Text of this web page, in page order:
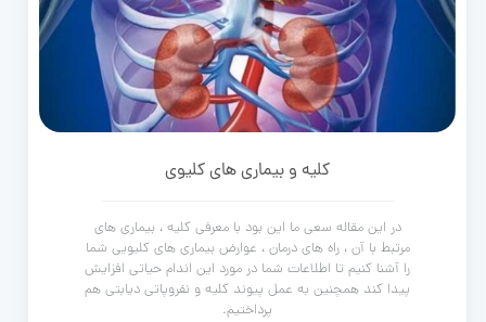
کلیه و بیماری های کلیوی
در این مقاله سعی ما این بود با معرفی کلیه ، بیماری های
مرتبط با آن ، راه های درمان ، عوارض بیماری های کلیویی شما
را آشنا کنیم تا اطلاعات شما در مورد این اندام حیاتی افزایش
پیدا کند همچنین به عمل پیوند کلیه و نفروپاتی دیابتی هم
پرداختیم.